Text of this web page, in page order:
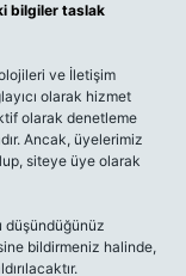
bilgiler taslak
ve İletişim
olarak hizmet
olarak denetleme
Ancak, üyelerimiz
siteye üye olarak
düşündüğünüz
bildirmeniz halinde,